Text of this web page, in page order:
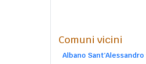
Comuni vicini
Albano Sant'Alessandro